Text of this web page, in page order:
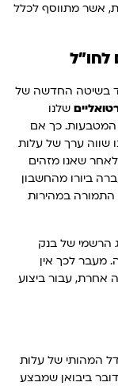
אשר מתווסף לכלל
לחו"ל
בשיטה החדשה של
שלנו
המטבעות. כך אם
שווה ערך של עלות
שאנו מזהים
ביורו מהחשבון
התמורה במהירות
הרשמי של בנק
מעבר לכך אין
אחרת, עבור ביצוע
המהותי של עלות
ביבואן שמבצע